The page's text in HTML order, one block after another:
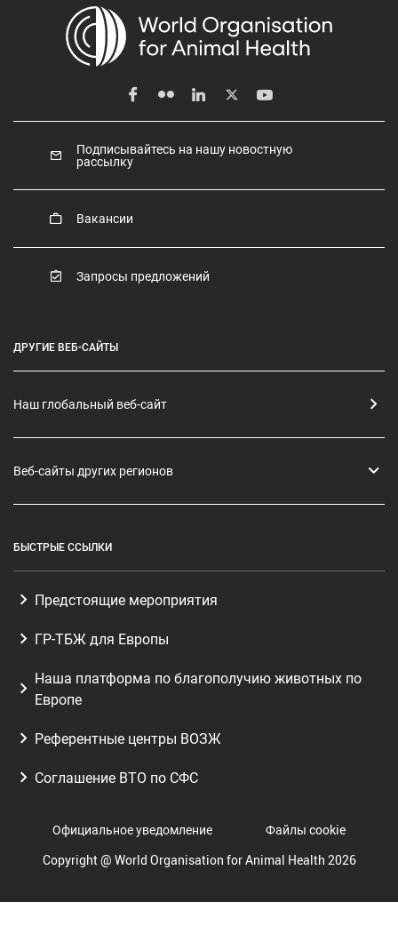
Подписывайтесь на нашу новостную
рассылку
Вакансии
Запросы предложений
ДРУГИЕ ВЕБ-САЙТЫ
Наш глобальный веб-сайт
Веб-сайты других регионов
БЫСТРЫЕ ССЫЛКИ
Предстоящие мероприятия
ГР-ТБЖ для Европы
Наша платформа по благополучию животных по
Европе
Референтные центры ВОЗЖ
Соглашение ВТО по СФС
Официальное уведомление
Файлы cookie
Copyright @ World Organisation for Animal Health 2026